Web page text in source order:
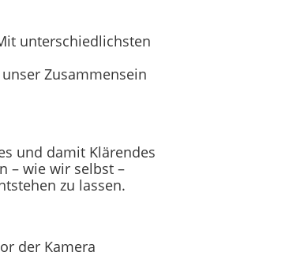
unterschiedlichsten
Zusammensein
und damit Klärendes
– wie wir selbst –
zu lassen.
der Kamera